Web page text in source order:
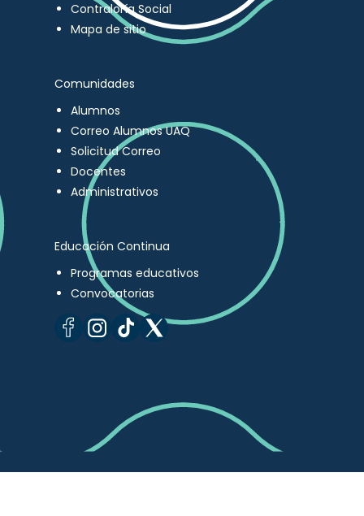
Contraloría Social
Mapa de sitio
Comunidades
Alumnos
Correo Alumnos UAQ
Solicitud Correo
Docentes
Administrativos
Educación Continua
Programas educativos
Convocatorias